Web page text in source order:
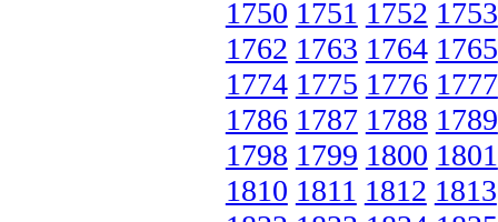
1750 1751 1752 1753
1762 1763 1764 1765
1774 1775 1776 1777
1786 1787 1788 1789
1798 1799 1800 1801
1810 1811 1812 1813